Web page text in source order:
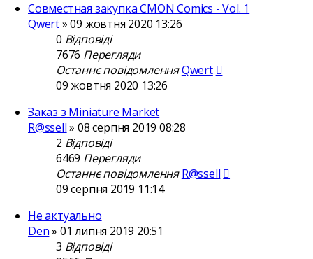
Совместная закупка CMON Comics - Vol. 1
Qwert»09 жовтня 2020 13:26
0 Відповіді
7676 Перегляди
Останнє повідомленняQwert
09 жовтня 2020 13:26
Заказ з Miniature Market
R@ssell»08 серпня 2019 08:28
2 Відповіді
6469 Перегляди
Останнє повідомленняR@ssell
09 серпня 2019 11:14
Не актуально
Den» 01 липня 2019 20:51
3 Відповіді